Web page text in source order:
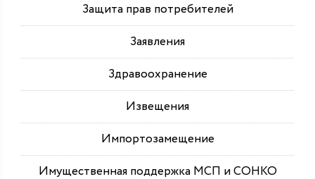
Защита прав потребителей
Заявления
Здравоохранение
Извещения
Импортозамещение
Имущественная поддержка МСП и СОНКО